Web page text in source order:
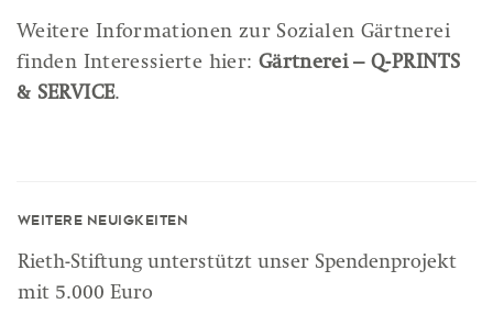
Weitere Informationen zur Sozialen Gärtnerei
finden Interessierte hier: Gärtnerei – Q-PRINTS
& SERVICE.
Weitere Neuigkeiten
Rieth-Stiftung unterstützt unser Spendenprojekt
mit 5.000 Euro